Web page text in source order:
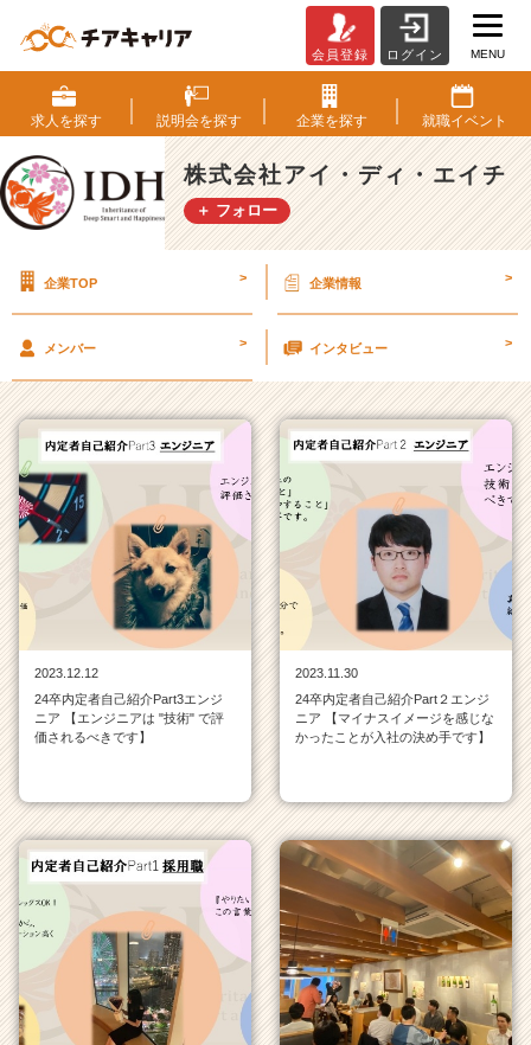
式
会
社
ア
イ・
デ
チ
イ
ム
ラ
イ
ン
一
覧
|
ベ
ン
チ
成
か
ら
ス
カ
ウ
ト
就
会員登録 ログイン MENU
求人を探す 説明会を探す 企業を探す 就職イベント
株式会社アイ・ディ・エイチ
＋ フォロー
企業TOP > 企業情報 >
メンバー > インタビュー >
2023.12.12
24卒内定者自己紹介Part3エンジ
ニア 【エンジニアは "技術" で評
価されるべきです】
2023.11.30
24卒内定者自己紹介Part２エンジ
ニア 【マイナスイメージを感じな
かったことが入社の決め手です】